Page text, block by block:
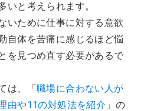
いと考えられます。
いために仕事に対する意欲
自体を苦痛に感じるほど悩
を見つめ直す必要があるで
は、「職場に合わない人が
由や11の対処法を紹介 」の